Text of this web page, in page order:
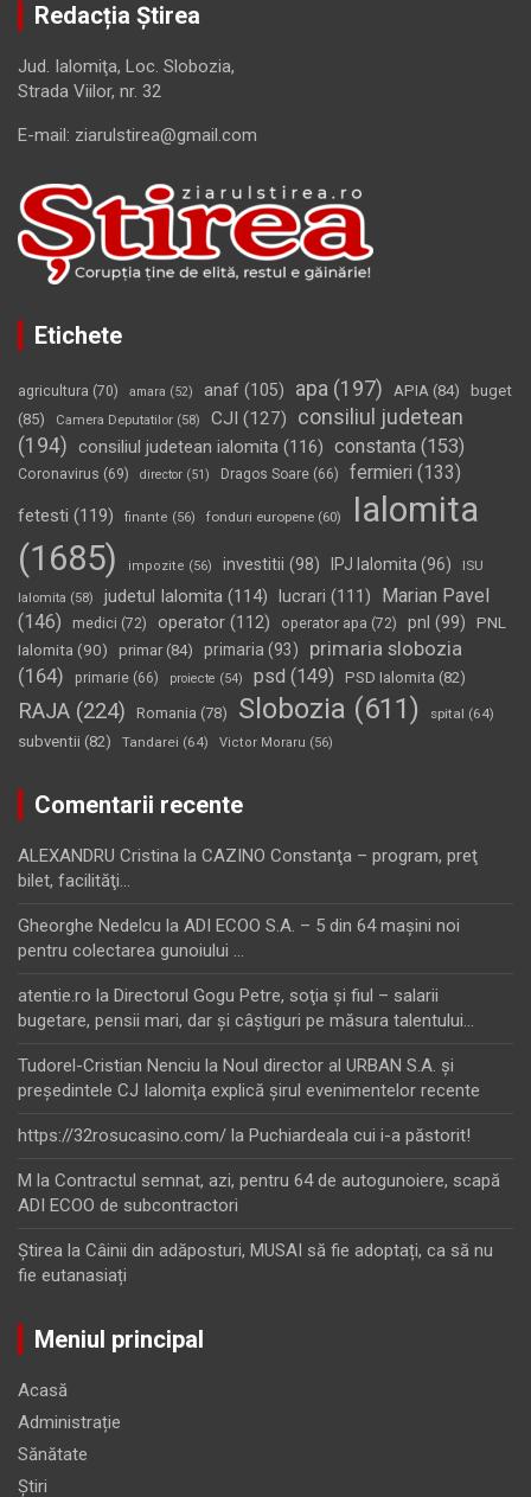
Redacția Știrea
Jud. Ialomiţa, Loc. Slobozia,
Strada Viilor, nr. 32
E-mail: ziarulstirea@gmail.com
Etichete
agricultura (70) amara (52) anaf (105) apa (197) APIA (84)
buget
(85)
Camera Deputatilor (58) CJI (127)
consiliul judetean
(194) consiliul judetean ialomita (116) constanta (153)
Coronavirus (69) director (51) Dragos Soare (66) fermieri (133)
fetesti (119) finante (56) fonduri europene (60)
Ialomita
(1685)
impozite (56) investitii (98) IPJ Ialomita (96) ISU
Ialomita (58) judetul Ialomita (114) lucrari (111)
Marian Pavel
(146)
medici (72) operator (112) operator apa (72) pnl (99)
PNL
Ialomita (90) primar(84) primaria (93)
primaria slobozia
(164)
primarie (66) proiecte (54) psd (149) PSD Ialomita (82)
RAJA (224) Romania (78) Slobozia (611) spital (64)
subventii (82) Tandarei (64) Victor Moraru (56)
Comentarii recente
ALEXANDRU Cristina la CAZINO Constanţa – program, preţ
bilet, facilităţi…
Gheorghe Nedelcu la ADI ECOO S.A. – 5 din 64 maşini noi
pentru colectarea gunoiului …
atentie.ro la Directorul Gogu Petre, soţia şi fiul – salarii
bugetare, pensii mari, dar şi câştiguri pe măsura talentului…
Tudorel-Cristian Nenciu la Noul director al URBAN S.A. şi
preşedintele CJ Ialomiţa explică şirul evenimentelor recente
https://32rosucasino.com/ la Puchiardeala cui i-a păstorit!
M la Contractul semnat, azi, pentru 64 de autogunoiere, scapă
ADI ECOO de subcontractori
Ştirea la Câinii din adăposturi, MUSAI să fie adoptați, ca să nu
fie eutanasiați
Meniul principal
Acasă
Administrație
Sănătate
Știri